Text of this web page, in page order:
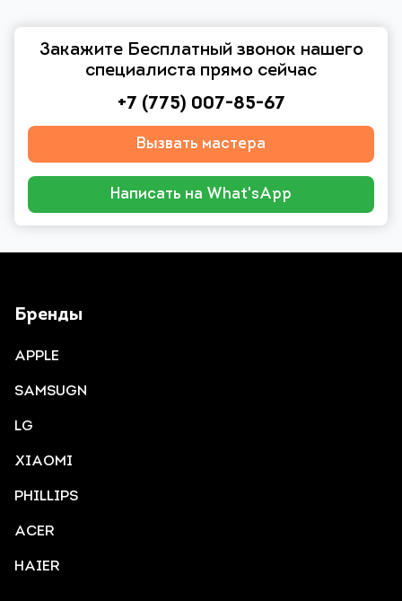
Закажите Бесплатный звонок нашего
специалиста прямо сейчас
+7 (775) 007-85-67
Вызвать мастера
Написать на What'sApp
Бренды
APPLE
SAMSUGN
LG
XIAOMI
PHILLIPS
ACER
HAIER